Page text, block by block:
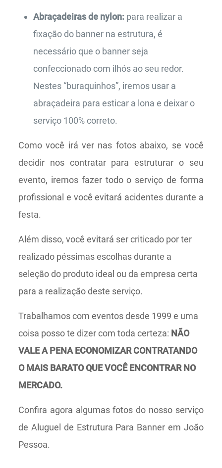
Abraçadeiras de nylon:para realizar a
fixação do banner na estrutura, é
necessário que o banner seja
confeccionado com ilhós ao seu redor.
Nestes “buraquinhos”, iremos usar a
abraçadeira para esticar a lona e deixar o
serviço 100% correto.
Como você irá ver nas fotos abaixo, se você
decidir nos contratar para estruturar o seu
evento, iremos fazer todo o serviço de forma
profissional e você evitará acidentes durante a
festa.
Além disso, você evitará ser criticado por ter
realizado péssimas escolhas durante a
seleção do produto ideal ou da empresa certa
para a realização deste serviço.
Trabalhamos com eventos desde 1999 e uma
coisa posso te dizer com toda certeza: NÃO
VALE A PENA ECONOMIZAR CONTRATANDO
O MAIS BARATO QUE VOCÊ ENCONTRAR NO
MERCADO.
Confira agora algumas fotos do nosso serviço
de Aluguel de Estrutura Para Banner em João
Pessoa.